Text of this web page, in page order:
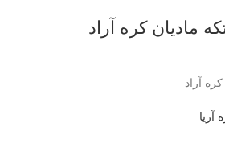
مادیان کره آراد
آراد
آریا